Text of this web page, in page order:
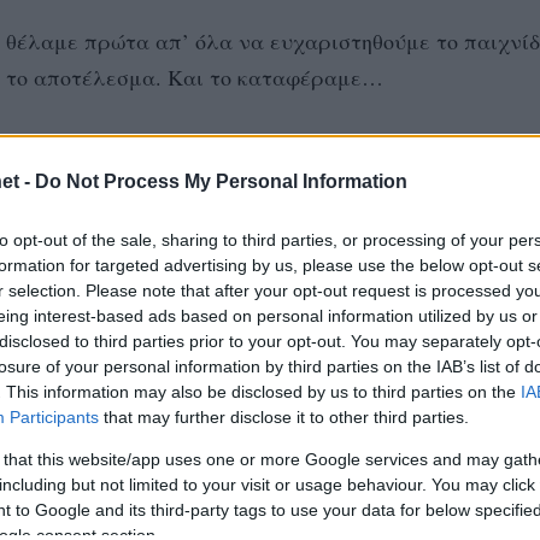
- Do Not Process My Personal Information
opt-out of the sale, sharing to third parties, or processing of your
for targeted advertising by us, please use the below opt-out
selection. Please note that after your opt-out request is processed
interest-based ads based on personal information utilized by us
to third parties prior to your opt-out. You may separately
of your personal information by third parties on the IAB’s list of
This information may also be disclosed by us to third parties on the
Participants that may further disclose it to other third parties.
that this website/app uses one or more Google services and may
but not limited to your visit or usage behaviour. You may
to Google and its third-party tags to use your data for below
consent section.
πρώτα απ’ όλα να ευχαριστηθούμε το
το αποτέλεσμα. Και το καταφέραμε…
μας καμία στιγμή, ακόμα και όταν
παιχνίδι τώρα με την Ολλανδία, όπου απέναντι σε
καλό ματς ανεξαρτήτως του αποτελέσματος που
ΝΤΕ ΤΖΑΝΕΙΡΟ